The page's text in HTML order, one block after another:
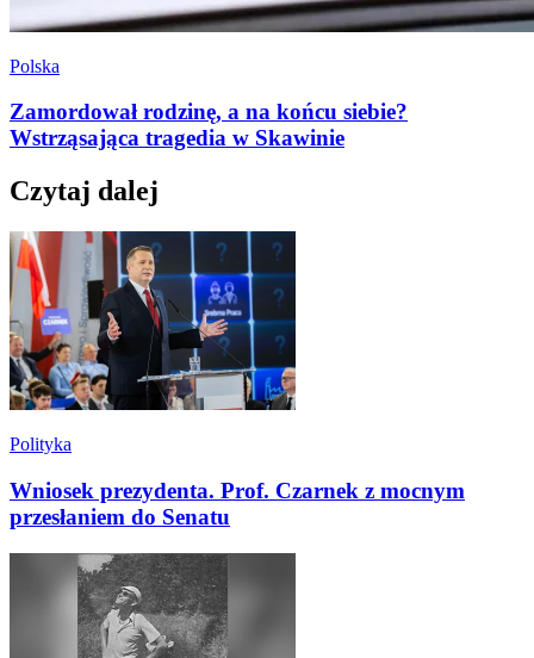
Polska
Zamordował rodzinę, a na końcu siebie?
Wstrząsająca tragedia w Skawinie
Czytaj dalej
Polityka
Wniosek prezydenta. Prof. Czarnek z mocnym
przesłaniem do Senatu